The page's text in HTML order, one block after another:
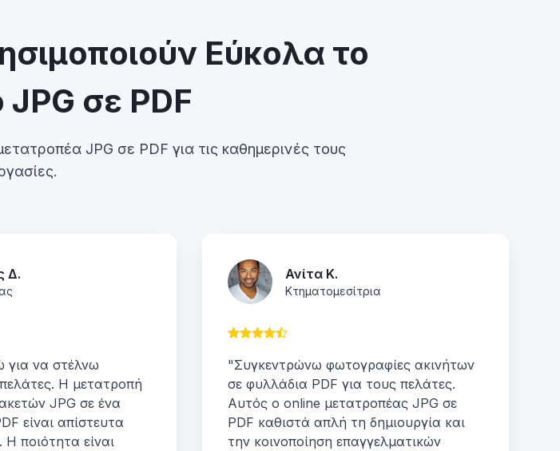
Εύκολα το
σε PDF
JPG σε PDF για τις καθημερινές τους
Δ.
για να στέλνω
Η μετατροπή
JPG σε ένα
είναι απίστευτα
ποιότητα είναι
Ανίτα Κ.
Κτηματομεσίτρια
"Συγκεντρώνω φωτογραφίες ακινήτων
σε φυλλάδια PDF για τους πελάτες.
Αυτός ο online μετατροπέας JPG σε
PDF καθιστά απλή τη δημιουργία και
την κοινοποίηση επαγγελματικών